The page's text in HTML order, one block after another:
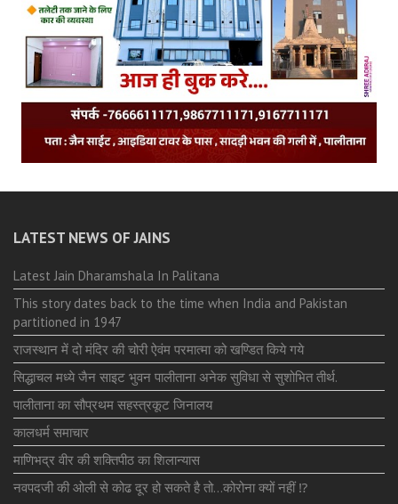
LATEST NEWS OF JAINS
Latest Jain Dharamshala In Palitana
This story dates back to the time when India and Pakistan
partitioned in 1947
राजस्थान में दो मंदिर की चोरी ऐवंम परमात्मा को खण्डित किये गये
सिद्धाचल मध्ये जैन साइट भुवन पालीताना अनेक सुविधा से सुशोभित तीर्थ.
पालीताना का सौप्रथम सहस्त्रकूट जिनालय
कालधर्म समाचार
माणिभद्र वीर की शक्तिपीठ का शिलान्यास
नवपदजी की ओली से कोढ दूर हो सकते है तो…कोरोना क्यों नहीं ⁉️